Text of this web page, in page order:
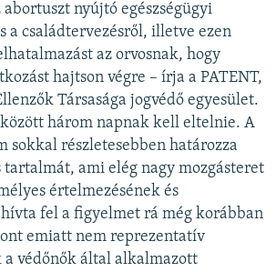
nyújtó egészségügyi
a családtervezésről, illetve ezen
az orvosnak, hogy
hajtson végre – írja a PATENT,
Társasága jogvédő egyesület.
három napnak kell eltelnie. A
sokkal részletesebben határozza
tartalmát, ami elég nagy mozgásteret
értelmezésének és
fel a figyelmet rá még korábban
emiatt nem reprezentatív
a védőnők által alkalmazott